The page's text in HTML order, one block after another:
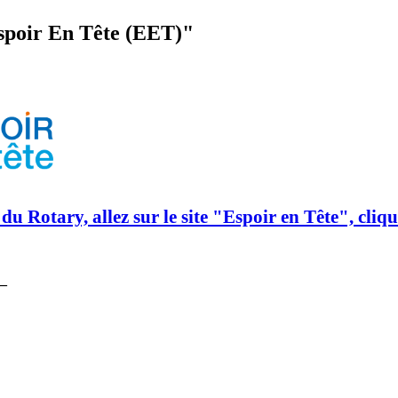
En Tête (EET)"
Rotary, allez sur le site "Espoir en Tête",